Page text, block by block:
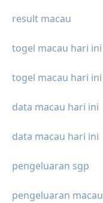
result macau
togel macau hari ini
togel macau hari ini
data macau hari ini
data macau hari ini
pengeluaran sgp
pengeluaran macau